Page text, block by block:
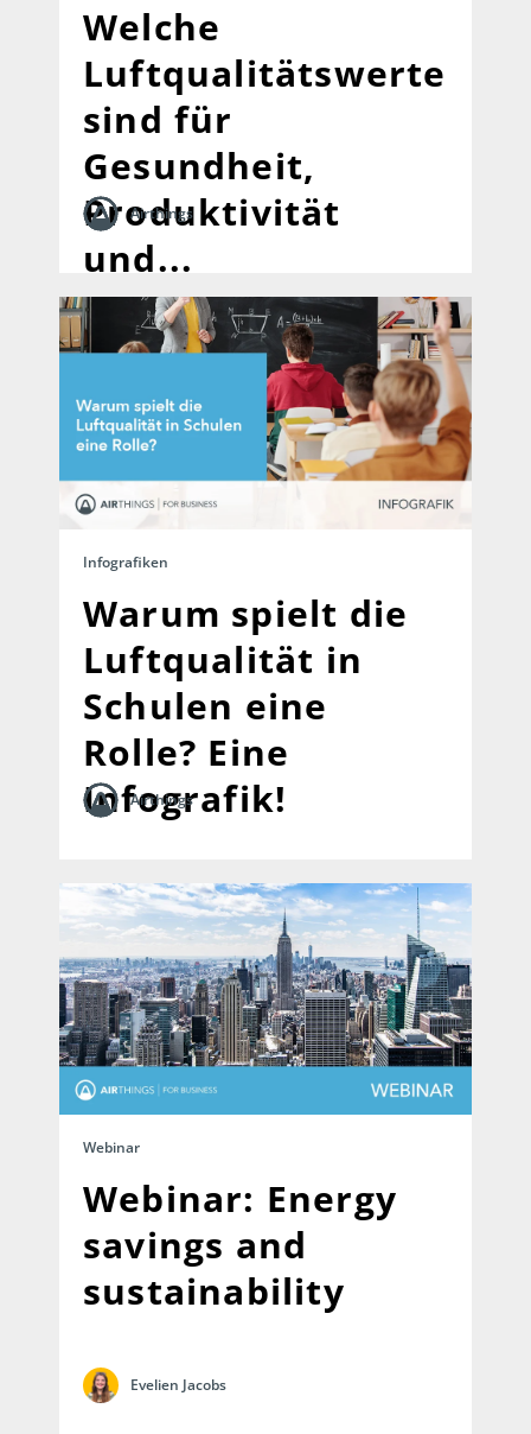
Welche
Luftqualitätswerte
sind für
Gesundheit,
Produktivität
und...
Airthings
Infografiken
Warum spielt die
Luftqualität in
Schulen eine
Rolle? Eine
Infografik!
Airthings
Webinar
Webinar: Energy
savings and
sustainability
Evelien Jacobs